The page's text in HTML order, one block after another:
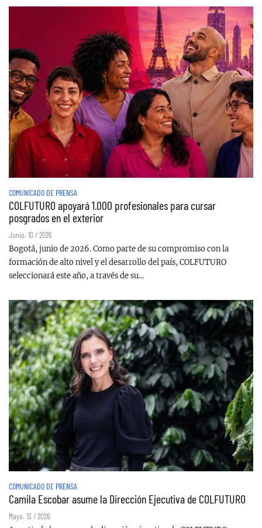
COMUNICADO DE PRENSA
COLFUTURO apoyará 1.000 profesionales para cursar
posgrados en el exterior
Junio. 10 / 2026
Bogotá, junio de 2026. Como parte de su compromiso con la
formación de alto nivel y el desarrollo del país, COLFUTURO
seleccionará este año, a través de su...
COMUNICADO DE PRENSA
Camila Escobar asume la Dirección Ejecutiva de COLFUTURO
Mayo. 13 / 2026